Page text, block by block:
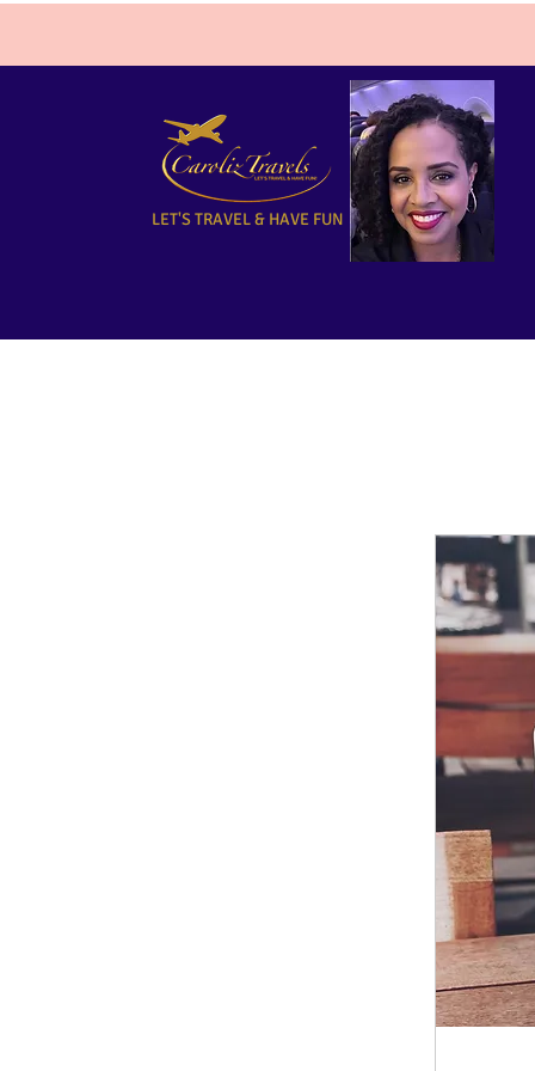
LET'S TRAVEL & HAVE FUN